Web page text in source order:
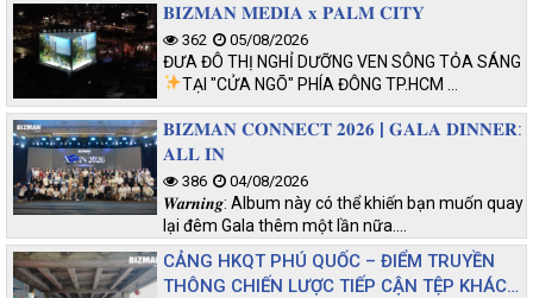
𝐁𝐈𝐙𝐌𝐀𝐍 𝐌𝐄𝐃𝐈𝐀 𝐱 𝐏𝐀𝐋𝐌 𝐂𝐈𝐓𝐘
362 05/08/2026
ĐƯA ĐÔ THỊ NGHỈ DƯỠNG VEN SÔNG TỎA SÁNG
TẠI "CỬA NGÕ" PHÍA ĐÔNG TP.HCM
𝐁𝐈𝐙𝐌𝐀𝐍 𝐂𝐎𝐍𝐍𝐄𝐂𝐓 𝟐𝟎𝟐𝟔 | 𝐆𝐀𝐋𝐀 𝐃𝐈𝐍𝐍𝐄𝐑:
𝐀𝐋𝐋 𝐈𝐍
386 04/08/2026
𝑾𝒂𝒓𝒏𝒊𝒏𝒈: Album này có thể khiến bạn muốn quay
lại đêm Gala thêm một lần nữa.…
CẢNG HKQT PHÚ QUỐC – ĐIỂM TRUYỀN
THÔNG CHIẾN LƯỢC TIẾP CẬN TỆP KHÁCH